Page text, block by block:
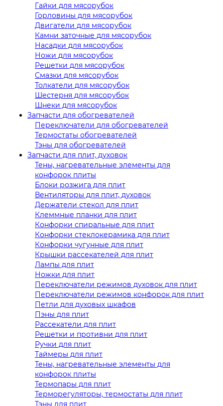
Гайки для мясорубок
Горловины для мясорубок
Двигатели для мясорубок
Камни заточные для мясорубок
Насадки для мясорубок
Ножи для мясорубок
Решетки для мясорубок
Смазки для мясорубок
Толкатели для мясорубок
Шестерня для мясорубок
Шнеки для мясорубок
Запчасти для обогревателей
Переключатели для обогревателей
Термостаты обогревателей
Тэны для обогревателей
Запчасти для плит, духовок
Тены, нагревательные элементы для
конфорок плиты
Блоки розжига для плит
Вентиляторы для плит, духовок
Держатели стекол для плит
Клеммные планки для плит
Конфорки спиральные для плит
Конфорки стеклокерамика для плит
Конфорки чугунные для плит
Крышки рассекателей для плит
Лампы для плит
Ножки для плит
Переключатели режимов духовок для плит
Переключатели режимов конфорок для плит
Петли для духовых шкафов
Пэны для плит
Рассекатели для плит
Решетки и противни для плит
Ручки для плит
Таймеры для плит
Тены, нагревательные элементы для
конфорок плиты
Термопары для плит
Терморегуляторы, термостаты для плит
Тэны для плит